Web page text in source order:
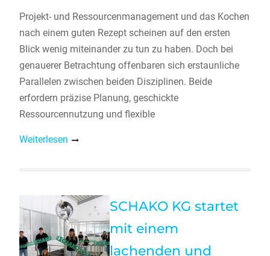
Projekt- und Ressourcenmanagement und das Kochen
nach einem guten Rezept scheinen auf den ersten
Blick wenig miteinander zu tun zu haben. Doch bei
genauerer Betrachtung offenbaren sich erstaunliche
Parallelen zwischen beiden Disziplinen. Beide
erfordern präzise Planung, geschickte
Ressourcennutzung und flexible
Weiterlesen
SCHAKO KG startet
mit einem
lachenden und